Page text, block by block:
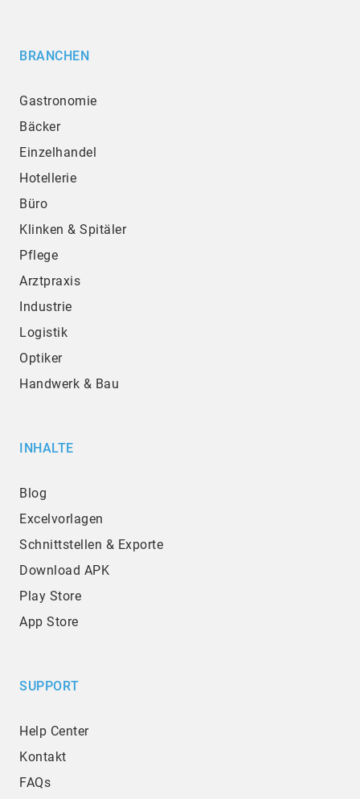
BRANCHEN
Gastronomie
Bäcker
Einzelhandel
Hotellerie
Büro
Klinken & Spitäler
Pflege
Arztpraxis
Industrie
Logistik
Optiker
Handwerk & Bau
INHALTE
Blog
Excelvorlagen
Schnittstellen & Exporte
Download APK
Play Store
App Store
SUPPORT
Help Center
Kontakt
FAQs